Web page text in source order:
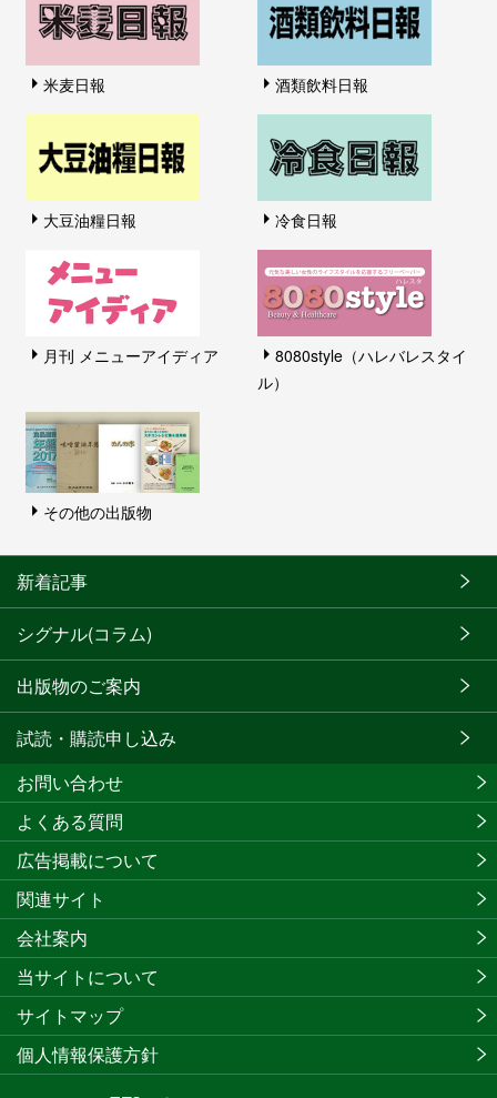
米麦日報 酒類飲料日報
大豆油糧日報 冷食日報
月刊 メニューアイディア
8080style（ハレバレスタイ
ル）
その他の出版物
新着記事
シグナル(コラム)
出版物のご案内
試読・購読申し込み
お問い合わせ
よくある質問
広告掲載について
関連サイト
会社案内
当サイトについて
サイトマップ
個人情報保護方針